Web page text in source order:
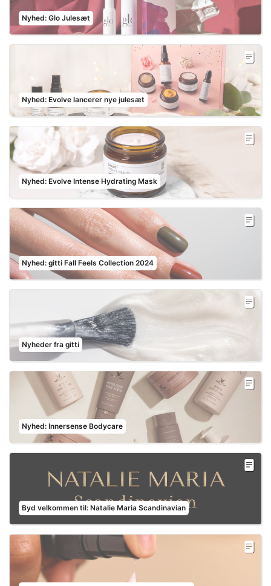
Nyhed: Glo Julesæt
Nyhed: Evolve lancerer nye julesæt
Nyhed: Evolve Intense Hydrating Mask
Nyhed: gitti Fall Feels Collection 2024
Nyheder fra gitti
Nyhed: Innersense Bodycare
Byd velkommen til: Natalie Maria Scandinavian